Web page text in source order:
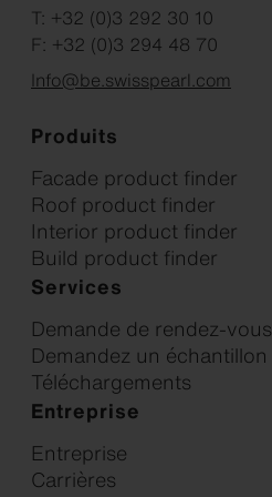
T: +32 (0)3 292 30 10
F: +32 (0)3 294 48 70
Info@be.swisspearl.com
Produits
Facade product finder
Roof product finder
Interior product finder
Build product finder
Services
Demande de rendez-vous
Demandez un échantillon
Téléchargements
Entreprise
Entreprise
Carrières